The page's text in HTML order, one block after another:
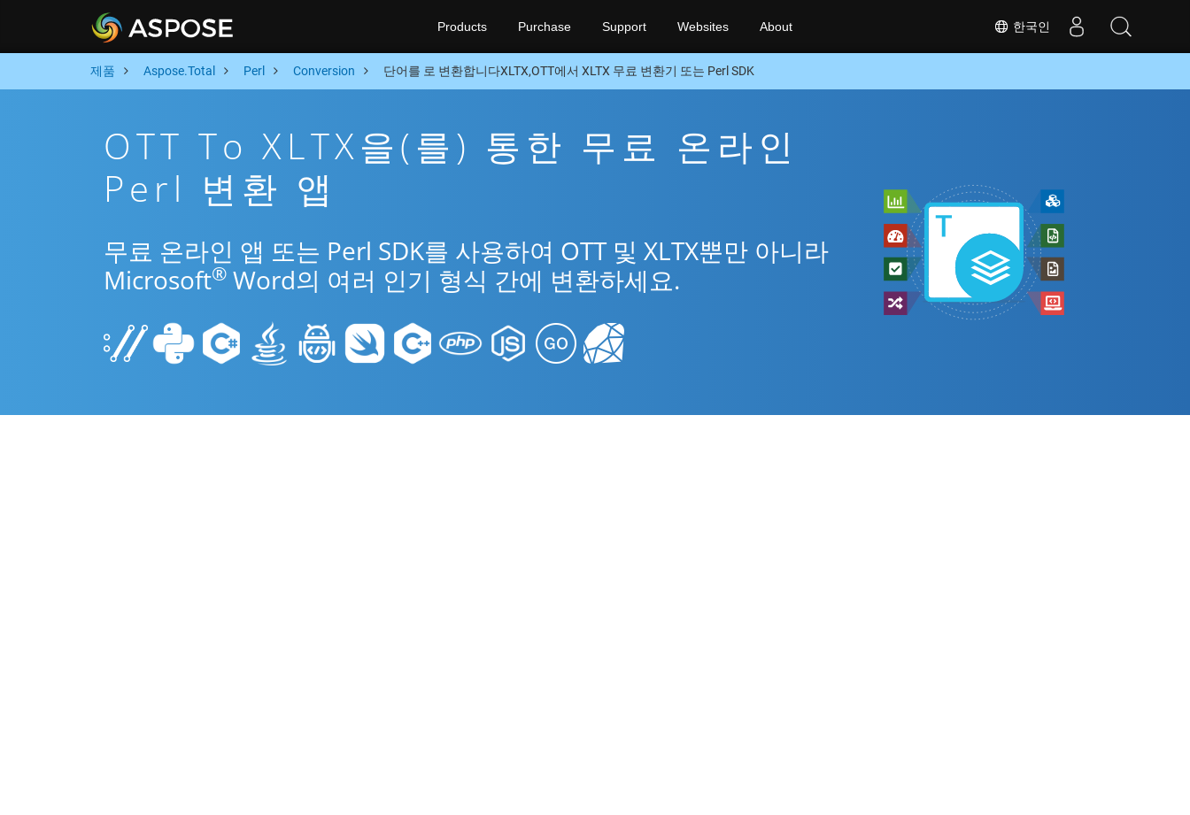
한국인
Products Purchase Support Websites About
제품 Aspose.Total Perl Conversion 단어를 로 변환합니다XLTX,OTT에서 XLTX 무료 변환기 또는 Perl SDK
OTT To XLTX을(를) 통한 무료 온라인
Perl 변환 앱
무료 온라인 앱 또는 Perl SDK를 사용하여 OTT 및 XLTX뿐만 아니라
Microsoft® Word의 여러 인기 형식 간에 변환하세요.